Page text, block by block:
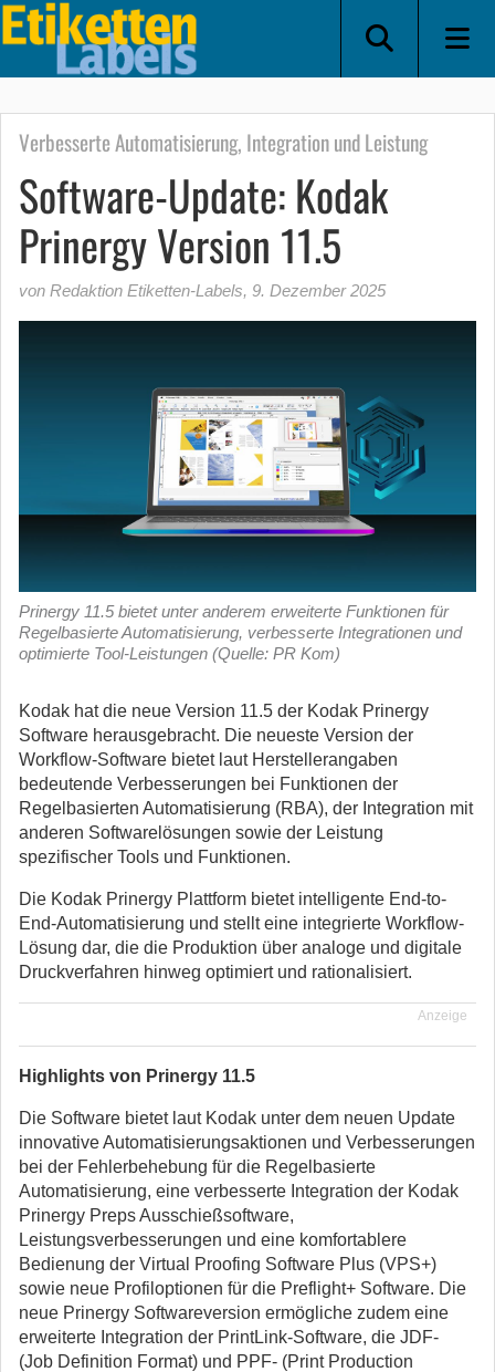
Verbesserte Automatisierung, Integration und Leistung
Software-Update: Kodak
Prinergy Version 11.5
von Redaktion Etiketten-Labels, 9. Dezember 2025
Prinergy 11.5 bietet unter anderem erweiterte Funktionen für
Regelbasierte Automatisierung, verbesserte Integrationen und
optimierte Tool-Leistungen (Quelle: PR Kom)
Kodak hat die neue Version 11.5 der Kodak Prinergy
Software herausgebracht. Die neueste Version der
Workflow-Software bietet laut Herstellerangaben
bedeutende Verbesserungen bei Funktionen der
Regelbasierten Automatisierung (RBA), der Integration mit
anderen Softwarelösungen sowie der Leistung
spezifischer Tools und Funktionen.
Die Kodak Prinergy Plattform bietet intelligente End-to-
End-Automatisierung und stellt eine integrierte Workflow-
Lösung dar, die die Produktion über analoge und digitale
Druckverfahren hinweg optimiert und rationalisiert.
Anzeige
Highlights von Prinergy 11.5
Die Software bietet laut Kodak unter dem neuen Update
innovative Automatisierungsaktionen und Verbesserungen
bei der Fehlerbehebung für die Regelbasierte
Automatisierung, eine verbesserte Integration der Kodak
Prinergy Preps Ausschießsoftware,
Leistungsverbesserungen und eine komfortablere
Bedienung der Virtual Proofing Software Plus (VPS+)
sowie neue Profiloptionen für die Preflight+ Software. Die
neue Prinergy Softwareversion ermögliche zudem eine
erweiterte Integration der PrintLink-Software, die JDF-
(Job Definition Format) und PPF- (Print Production